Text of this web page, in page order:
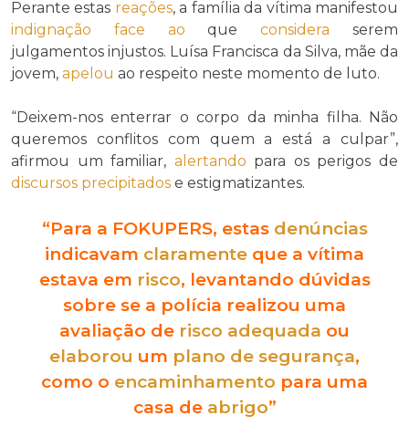
Perante estas reações, a família da vítima manifestou
indignação
face ao queconsidera serem
julgamentos injustos. Luísa Francisca da Silva, mãe da
jovem, apelou ao respeito neste momento de luto.
“Deixem-nos enterrar o corpo da minha filha. Não
queremos conflitos com quem a está a culpar”,
afirmou um familiar, alertando para os perigos de
discursos precipitados e estigmatizantes.
“Para a FOKUPERS, estas denúncias
indicavam claramente que a vítima
estava em risco, levantando dúvidas
sobre se a polícia realizou uma
avaliação de risco adequada ou
elaborou um plano de segurança,
como o encaminhamento para uma
casa de abrigo”